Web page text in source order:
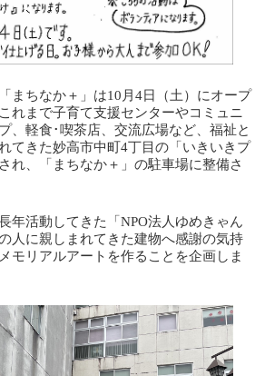
まちなか＋」は10月4日（土）にオープ
れまで子育て支援センターやコミュニ
、軽食･喫茶店、交流広場など、福祉と
てきた妙高市中町4丁目の「いきいきプ
れ、「まちなか＋」の駐車場に整備さ
年活動してきた「NPO法人ゆめきゃん
人に親しまれてきた建物へ感謝の気持
モリアルアートを作ることを企画しま